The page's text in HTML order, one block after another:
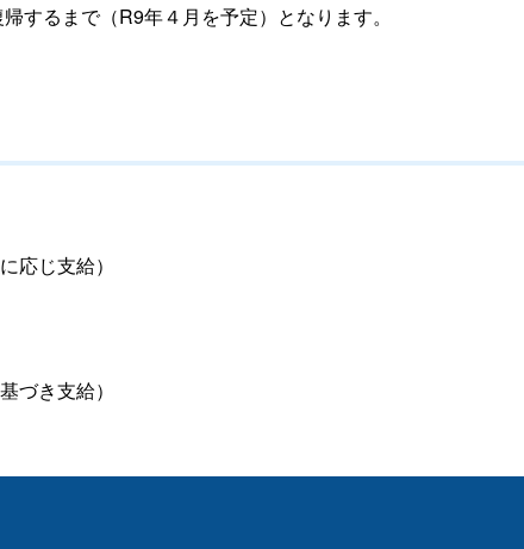
するまで（R9年４月を予定）となります。
応じ支給）
づき支給）